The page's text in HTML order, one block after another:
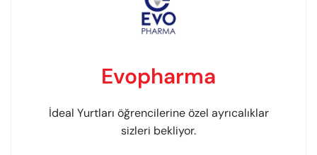
Evopharma
İdeal Yurtları öğrencilerine özel ayrıcalıklar
sizleri bekliyor.